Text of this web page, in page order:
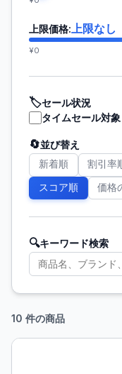
上限価格: 上限なし
¥0
🏷️セール状況
タイムセール対象
🔄並び替え
新着順 割引率
スコア順 価格
🔍キーワード検索
10 件の商品